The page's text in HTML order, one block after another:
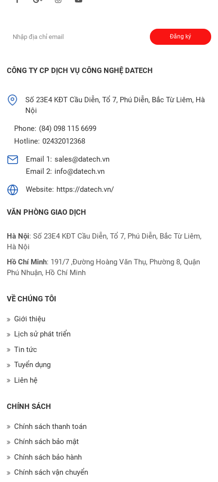
Đăng ký
CÔNG TY CP DỊCH VỤ CÔNG NGHỆ DATECH
Số 23E4 KĐT Cầu Diễn, Tổ 7, Phú Diễn, Bắc Từ Liêm, Hà
Nội
Phone: (84) 098 115 6699
Hotline: 02432012368
Email 1: sales@datech.vn
Email 2: info@datech.vn
Website: https://datech.vn/
VĂN PHÒNG GIAO DỊCH
Hà Nội: Số 23E4 KĐT Cầu Diễn, Tổ 7, Phú Diễn, Bắc Từ Liêm,
Hà Nội
Hồ Chí Minh: 191/7 ,Đường Hoàng Văn Thụ, Phường 8, Quận
Phú Nhuận, Hồ Chí Minh
VỀ CHÚNG TÔI
Giới thiệu
Lịch sử phát triển
Tin tức
Tuyển dụng
Liên hệ
CHÍNH SÁCH
Chính sách thanh toán
Chính sách bảo mật
Chính sách bảo hành
Chính sách vận chuyển